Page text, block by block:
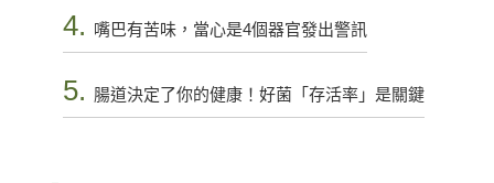
4. 嘴巴有苦味，當心是4個器官發出警訊
5. 腸道決定了你的健康！好菌「存活率」是關鍵